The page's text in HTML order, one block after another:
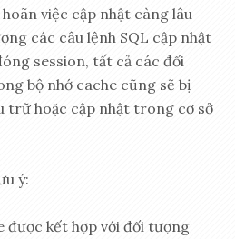
việc cập nhật càng lâu
các câu lệnh SQL cập nhật
session, tất cả các đối
bộ nhớ cache cũng sẽ bị
trữ hoặc cập nhật trong cơ sở
ý:
được kết hợp với đối tượng